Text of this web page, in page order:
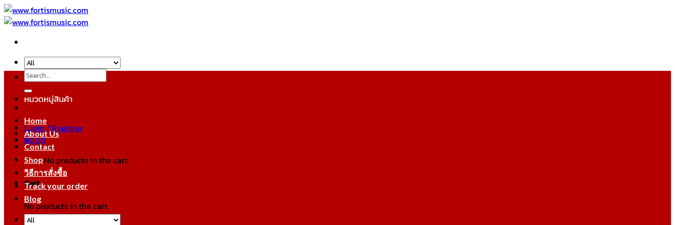
Skip
to
Search
for:
Login / Register
฿0.00
No products in the cart.
Cart
No products in the cart.
หมวดหมู่สินค้า
Home
About Us
Contact
Shop
วิธีการสั่งซื้อ
Track your order
Blog